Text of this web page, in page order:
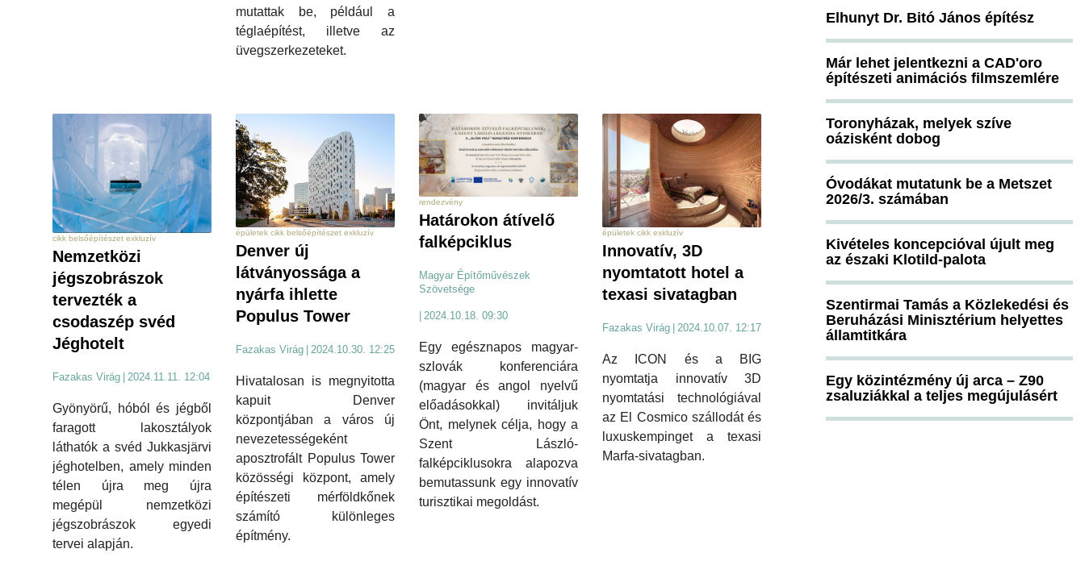
mutattak be, például a
téglaépítést, illetve az
üvegszerkezeteket.
cikk belsőépítészet exkluzív
Nemzetközi
jégszobrászok
tervezték a
csodaszép svéd
Jéghotelt
Fazakas Virág | 2024.11.11. 12:04
Gyönyörű, hóból és jégből
faragott lakosztályok
láthatók a svéd Jukkasjärvi
jéghotelben, amely minden
télen újra meg újra
megépül nemzetközi
jégszobrászok egyedi
tervei alapján.
épületek cikk belsőépítészet exkluzív
Denver új
látványossága a
nyárfa ihlette
Populus Tower
Fazakas Virág | 2024.10.30. 12:25
Hivatalosan is megnyitotta
kapuit Denver
központjában a város új
nevezetességeként
aposztrofált Populus Tower
közösségi központ, amely
építészeti mérföldkőnek
számító különleges
építmény.
rendezvény
Határokon átívelő
falképciklus
Magyar Építőművészek
Szövetsége
2024.10.18. 09:30
Egy egésznapos magyar-
szlovák konferenciára
(magyar és angol nyelvű
előadásokkal) invitáljuk
Önt, melynek célja, hogy a
Szent László-
falképciklusokra alapozva
bemutassunk egy innovatív
turisztikai megoldást.
épületek cikk exkluzív
Innovatív, 3D
nyomtatott hotel a
texasi sivatagban
Fazakas Virág | 2024.10.07. 12:17
Az ICON és a BIG
nyomtatja innovatív 3D
nyomtatási technológiával
az El Cosmico szállodát és
luxuskempinget a texasi
Marfa-sivatagban.
Elhunyt Dr. Bitó János építész
Már lehet jelentkezni a CAD'oro
építészeti animációs filmszemlére
Toronyházak, melyek szíve
oázisként dobog
Óvodákat mutatunk be a Metszet
2026/3. számában
Kivételes koncepcióval újult meg
az északi Klotild-palota
Szentirmai Tamás a Közlekedési és
Beruházási Minisztérium helyettes
államtitkára
Egy közintézmény új arca – Z90
zsaluziákkal a teljes megújulásért